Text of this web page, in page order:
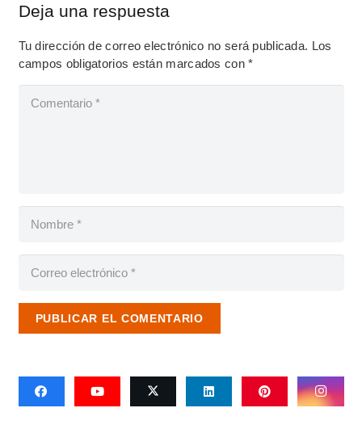
Deja una respuesta
Tu dirección de correo electrónico no será publicada. Los
campos obligatorios están marcados con*
PUBLICAR EL COMENTARIO